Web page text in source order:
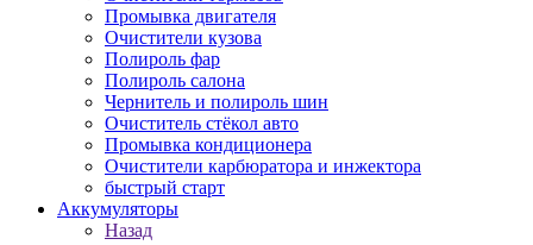
Промывка двигателя
Очистители кузова
Полироль фар
Полироль салона
Чернитель и полироль шин
Очиститель стёкол авто
Промывка кондиционера
Очистители карбюратора и инжектора
быстрый старт
Аккумуляторы
Назад